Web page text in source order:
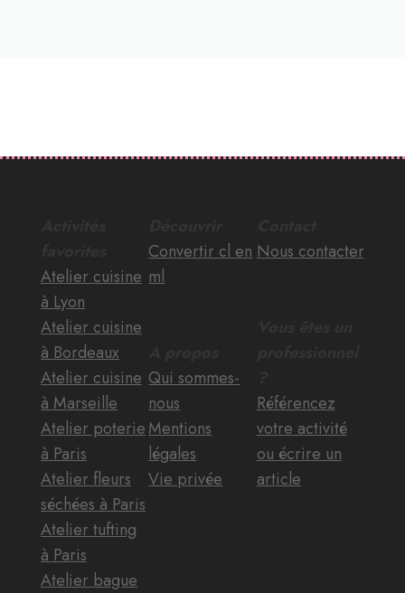
Atelier cuisine
à Lyon
Atelier cuisine
à Bordeaux
Atelier cuisine
à Marseille
Atelier poterie
à Paris
Atelier fleurs
séchées à Paris
Atelier tufting
à Paris
Atelier bague
Convertir cl en
ml
Qui sommes-
nous
Mentions
légales
Vie privée
Nous contacter
Référencez
votre activité
ou écrire un
article